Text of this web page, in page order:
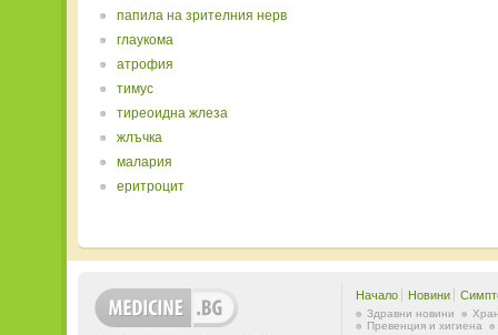
папила на зрителния нерв
глаукома
атрофия
тимус
тиреоидна жлеза
жлъчка
малария
еритроцит
Начало Новини
Здравни новини
Превенция и хигиена